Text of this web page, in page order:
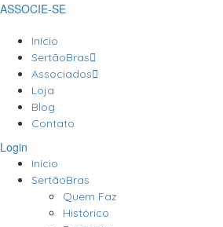
ASSOCIE-SE
Início
SertãoBras
Associados
Loja
Blog
Contato
Login
Início
SertãoBras
Quem Faz
Histórico